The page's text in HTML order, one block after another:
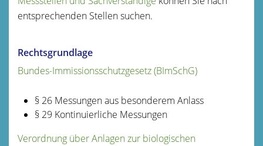
entsprechenden Stellen suchen.
Rechtsgrundlage
Bundes-Immissionsschutzgesetz (BImSchG)
§ 26 Messungen aus besonderem Anlass
§ 29 Kontinuierliche Messungen
Verordnung über Anlagen zur biologischen